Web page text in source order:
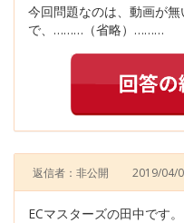
今回問題なのは、動画が
で、………（省略）………
返信者：非公開 2019/04/
ECマスターズの田中です。